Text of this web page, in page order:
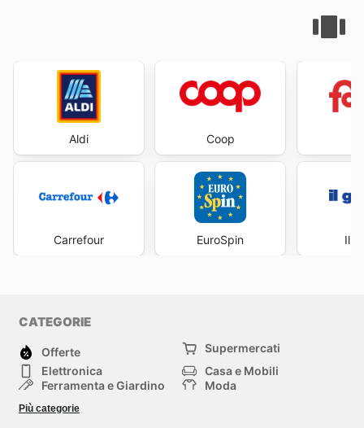
Aldi
Carrefour
Coop
EuroSpin Il
CATEGORIE
Offerte
Supermercati
Elettronica
Casa e Mobili
Ferramenta e Giardino
Moda
Bambini e Neonati
Più categorie